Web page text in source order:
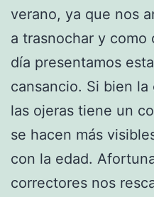
verano, ya que nos
a trasnochar y como
día presentamos
cansancio. Si bien
las ojeras tiene un
se hacen más
con la edad.
correctores nos